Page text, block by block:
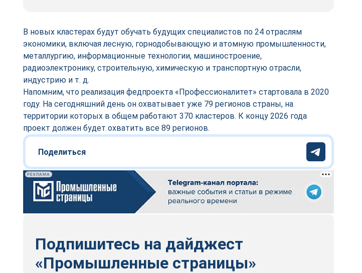
В новых кластерах будут обучать будущих специалистов по 24 отраслям
экономики, включая лесную, горнодобывающую и атомную промышленности,
металлургию, информационные технологии, машиностроение,
радиоэлектронику, строительную, химическую и транспортную отрасли,
индустрию и т. д.
Напомним, что реализация федпроекта «Профессионалитет» стартовала в 2020
году. На сегодняшний день он охватывает уже 79 регионов страны, на
территории которых в общем работают 370 кластеров. К концу 2026 года
проект должен будет охватить все 89 регионов.
Поделиться
РЕКЛАМА
Подпишитесь на дайджест
«Промышленные страницы»